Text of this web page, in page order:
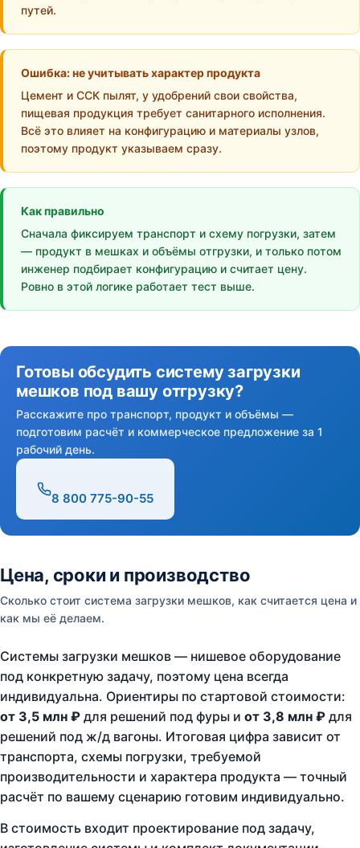
путей.
Ошибка: не учитывать характер продукта
Цемент и ССК пылят, у удобрений свои свойства,
пищевая продукция требует санитарного исполнения.
Всё это влияет на конфигурацию и материалы узлов,
поэтому продукт указываем сразу.
Как правильно
Сначала фиксируем транспорт и схему погрузки, затем
— продукт в мешках и объёмы отгрузки, и только потом
инженер подбирает конфигурацию и считает цену.
Ровно в этой логике работает тест выше.
Готовы обсудить систему загрузки
мешков под вашу отгрузку?
Расскажите про транспорт, продукт и объёмы —
подготовим расчёт и коммерческое предложение за 1
рабочий день.
8 800 775-90-55
Цена, сроки и производство
Сколько стоит система загрузки мешков, как считается цена и
как мы её делаем.
Системы загрузки мешков — нишевое оборудование
под конкретную задачу, поэтому цена всегда
индивидуальна. Ориентиры по стартовой стоимости:
от 3,5 млн ₽ для решений под фуры и от 3,8 млн ₽ для
решений под ж/д вагоны. Итоговая цифра зависит от
транспорта, схемы погрузки, требуемой
производительности и характера продукта — точный
расчёт по вашему сценарию готовим индивидуально.
В стоимость входит проектирование под задачу,